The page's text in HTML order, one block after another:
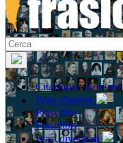
Citazioni e aforismi
Frasi d'amore
Frasi film
Frasi libri
Frasi divertenti